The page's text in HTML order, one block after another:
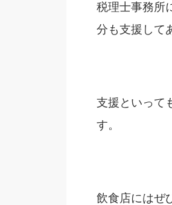
税理士事務所
分も支援して
支援といって
す。
飲食店にはぜ